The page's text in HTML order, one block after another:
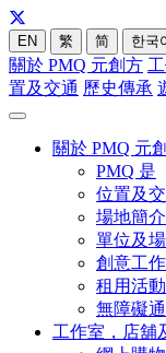
EN 繁 简 한국
關於 PMQ 元創方
置及交通 歷史傳承
關於 PMQ 元
PMQ 是
位置及
場地簡
單位及
創意工
租用活
無障礙
工作室，店舖